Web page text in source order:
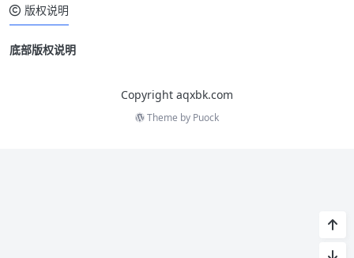
版权说明
底部版权说明
Copyright aqxbk.com
Theme by Puock